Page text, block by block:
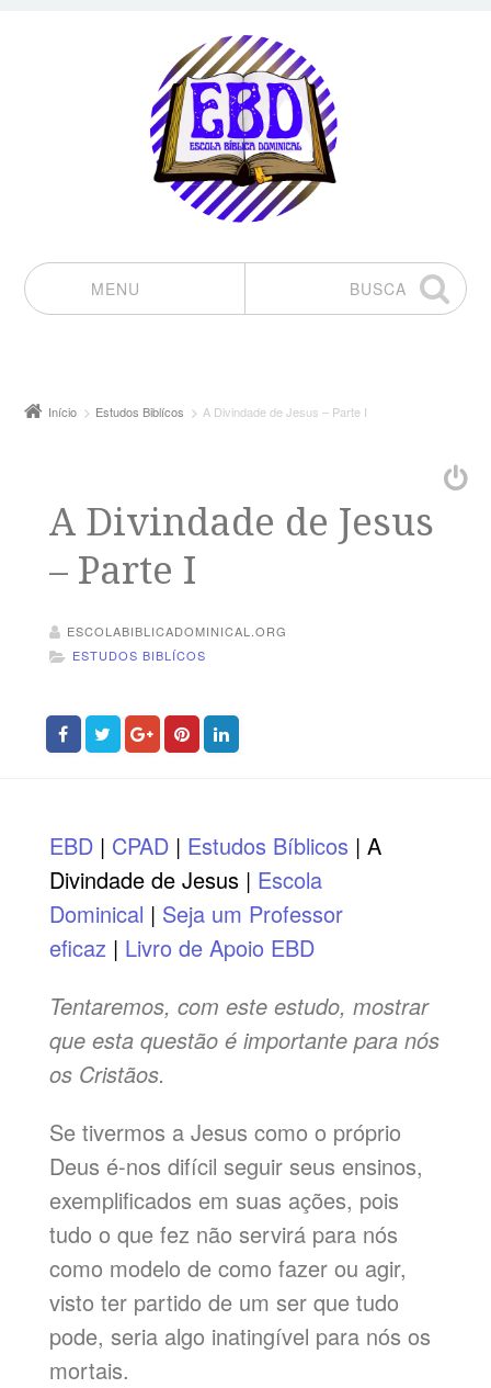
MENU
BUSCA
Início Estudos Biblícos A Divindade de Jesus – Parte I
A Divindade de Jesus
– Parte I
ESCOLABIBLICADOMINICAL.ORG
ESTUDOS BIBLÍCOS
EBD| CPAD| Estudos Bíblicos | A
Divindade de Jesus | Escola
Dominical | Seja um Professor
eficaz | Livro de Apoio EBD
Tentaremos, com este estudo, mostrar
que esta questão é importante para nós
os Cristãos.
Se tivermos a Jesus como o próprio
Deus é-nos difícil seguir seus ensinos,
exemplificados em suas ações, pois
tudo o que fez não servirá para nós
como modelo de como fazer ou agir,
visto ter partido de um ser que tudo
pode, seria algo inatingível para nós os
mortais.